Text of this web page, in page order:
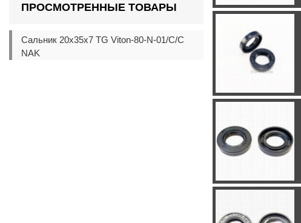
ПРОСМОТРЕННЫЕ ТОВАРЫ
Сальник 20x35x7 TG Viton-80-N-01/C/C
NAK